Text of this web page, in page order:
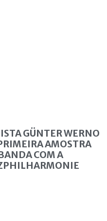
GÜNTER WERNO
AMOSTRA
COM A